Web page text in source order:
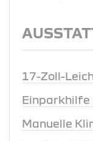
17-Zoll-
Einparkhilfe
Manuelle